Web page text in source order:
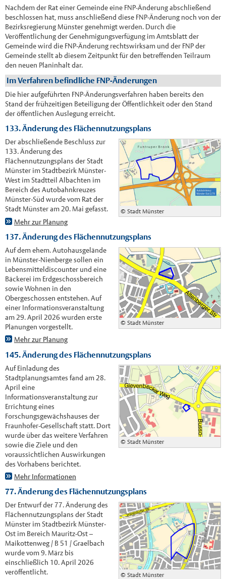
Nachdem der Rat einer Gemeinde eine FNP-Änderung abschließend
beschlossen hat, muss anschließend diese FNP-Änderung noch von der
Bezirksregierung Münster genehmigt werden. Durch die
Veröffentlichung der Genehmigungsverfügung im Amtsblatt der
Gemeinde wird die FNP-Änderung rechtswirksam und der FNP der
Gemeinde stellt ab diesem Zeitpunkt für den betreffenden Teilraum
den neuen Planinhalt dar.
Im Verfahren befindliche FNP-Änderungen
Die hier aufgeführten FNP-Änderungsverfahren haben bereits den
Stand der frühzeitigen Beteiligung der Öffentlichkeit oder den Stand
der öffentlichen Auslegung erreicht.
133. Änderung des Flächennutzungsplans
© Stadt Münster
Der abschließende Beschluss zur
133. Änderung des
Flächennutzungsplans der Stadt
Münster im Stadtbezirk Münster-
West im Stadtteil Albachten im
Bereich des Autobahnkreuzes
Münster-Süd wurde vom Rat der
Stadt Münster am 20. Mai gefasst.
Mehr zur Planung
137. Änderung des Flächennutzungsplans
© Stadt Münster
Auf dem ehem. Autohausgelände
in Münster-Nienberge sollen ein
Lebensmitteldiscounter und eine
Bäckerei im Erdgeschossbereich
sowie Wohnen in den
Obergeschossen entstehen. Auf
einer Informationsveranstaltung
am 29. April 2026 wurden erste
Planungen vorgestellt.
Mehr zur Planung
145. Änderung des Flächennutzungsplans
© Stadt Münster
Auf Einladung des
Stadtplanungsamtes fand am 28.
April eine
Informationsveranstaltung zur
Errichtung eines
Forschungsgewächshauses der
Fraunhofer-Gesellschaft statt. Dort
wurde über das weitere Verfahren
sowie die Ziele und den
voraussichtlichen Auswirkungen
des Vorhabens berichtet.
Mehr Informationen
77. Änderung des Flächennutzungsplans
© Stadt Münster
Der Entwurf der 77. Änderung des
Flächennutzungsplans der Stadt
Münster im Stadtbezirk Münster-
Ost im Bereich Mauritz-Ost –
Maikottenweg / B 51 / Graelbach
wurde vom 9. März bis
einschließlich 10. April 2026
veröffentlicht.